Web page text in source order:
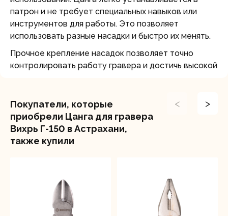
патрон и не требует специальных навыков или
инструментов для работы. Это позволяет
использовать разные насадки и быстро их менять.
Прочное крепление насадок позволяет точно
контролировать работу гравера и достичь высокой
Покупатели, которые
приобрели Цанга для гравера
Вихрь Г-150 в Астрахани,
также купили
< >